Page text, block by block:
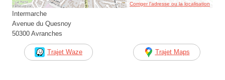
Corriger l’adresse ou la localisation
Intermarche
Avenue du Quesnoy
50300 Avranches
Trajet Waze Trajet Maps